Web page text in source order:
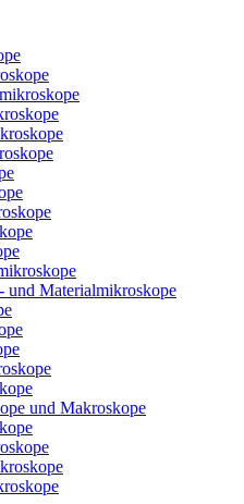
und Materialmikroskope
und Makroskope